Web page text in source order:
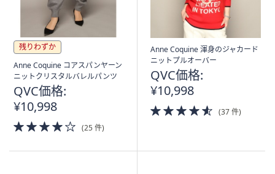
残りわずか
Anne Coquine コアスパンヤーン
ニットクリスタルバレルパンツ
QVC価格:
¥10,998
4.0
of
(25 件)
Anne Coquine 渾身のジャカード
ニットプルオーバー
QVC価格:
¥10,998
4.5
of
(37 件)